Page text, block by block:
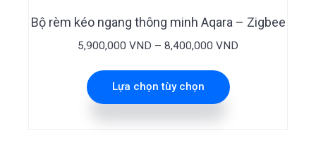
Bộ rèm kéo ngang thông minh Aqara – Zigbee
5,900,000 VND – 8,400,000 VND
Lựa chọn tùy chọn
biến
thể.
Các
tùy